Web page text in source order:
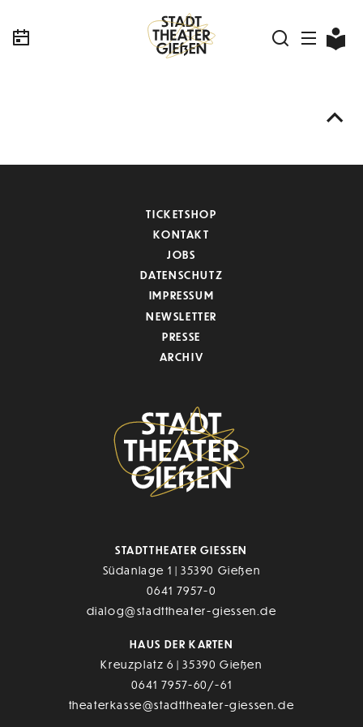
TICKETSHOP
KONTAKT
JOBS
DATENSCHUTZ
IMPRESSUM
NEWSLETTER
PRESSE
ARCHIV
STADTTHEATER GIESSEN
Südanlage 1 | 35390 Gießen
0641 7957-0
dialog@stadttheater-giessen.de
HAUS DER KARTEN
Kreuzplatz 6 | 35390 Gießen
0641 7957-60/-61
theaterkasse@stadttheater-giessen.de